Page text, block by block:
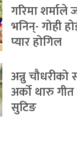
गरिमा
भनिन्- गोही
प्यार होगिल
अन्नु चौधरीको
अर्को थारु
सुटिङ